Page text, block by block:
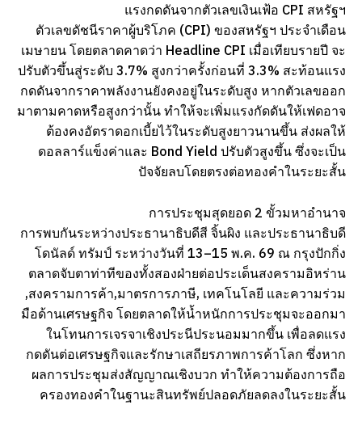
แรงกดดันจากตัวเลขเงินเฟ้อ CPI สหรัฐฯ
ตัวเลขดัชนีราคาผู้บริโภค (CPI) ของสหรัฐฯ ประจำเดือน
เมษายน โดยตลาดคาดว่า Headline CPI เมื่อเทียบรายปี จะ
ปรับตัวขึ้นสู่ระดับ 3.7% สูงกว่าครั้งก่อนที่ 3.3% สะท้อนแรง
กดดันจากราคาพลังงานยังคงอยู่ในระดับสูง หากตัวเลขออก
มาตามคาดหรือสูงกว่านั้น ทำให้จะเพิ่มแรงกัดดันให้เฟดอาจ
ต้องคงอัตราดอกเบี้ยไว้ในระดับสูงยาวนานขึ้น ส่งผลให้
ดอลลาร์แข็งค่าและ Bond Yield ปรับตัวสูงขึ้น ซึ่งจะเป็น
ปัจจัยลบโดยตรงต่อทองคำในระยะสั้น
การประชุมสุดยอด 2 ขั้วมหาอำนาจ
การพบกันระหว่างประธานาธิบดีสี จิ้นผิง และประธานาธิบดี
โดนัลด์ ทรัมป์ ระหว่างวันที่ 13–15 พ.ค. 69 ณ กรุงปักกิ่ง
ตลาดจับตาท่าทีของทั้งสองฝ่ายต่อประเด็นสงครามอิหร่าน
,สงครามการค้า,มาตรการภาษี, เทคโนโลยี และความร่วม
มือด้านเศรษฐกิจ โดยตลาดให้น้ำหนักการประชุมจะออกมา
ในโทนการเจรจาเชิงประนีประนอมมากขึ้น เพื่อลดแรง
กดดันต่อเศรษฐกิจและรักษาเสถียรภาพการค้าโลก ซึ่งหาก
ผลการประชุมส่งสัญญาณเชิงบวก ทำให้ความต้องการถือ
ครองทองคำในฐานะสินทรัพย์ปลอดภัยลดลงในระยะสั้น